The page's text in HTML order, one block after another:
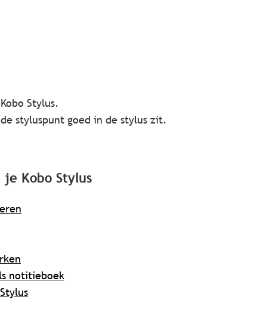
Stylus.
styluspunt goed in de stylus zit.
Kobo Stylus
notitieboek